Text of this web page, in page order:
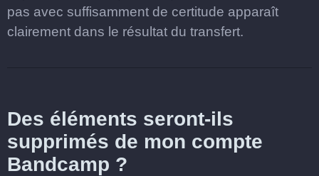
pas avec suffisamment de certitude apparaît
clairement dans le résultat du transfert.
Des éléments seront-ils
supprimés de mon compte
Bandcamp ?